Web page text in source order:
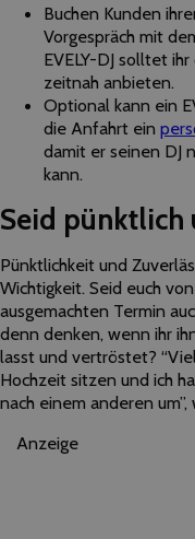
Buchen Kunden
Vorgespräch mit
EVELY-DJ solltet
zeitnah anbieten.
Optional kann ein
die Anfahrt ein
damit er seinen DJ
kann.
Seid pünktlich
Pünktlichkeit und
Wichtigkeit. Seid euch
ausgemachten Termin
denn denken, wenn ihr
lasst und vertröstet?
Hochzeit sitzen und ich
nach einem anderen
Anzeige